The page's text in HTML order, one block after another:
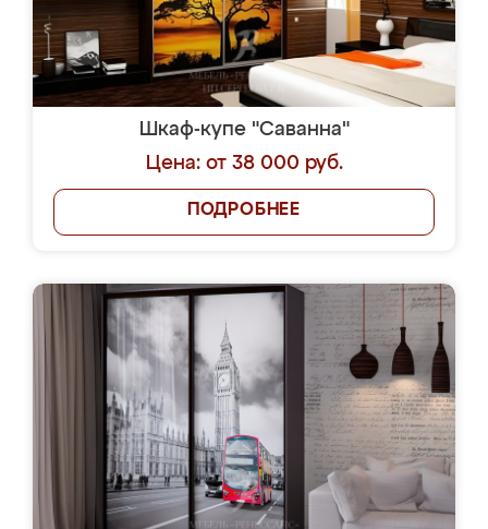
Шкаф-купе "Саванна"
Цена: от 38 000 руб.
ПОДРОБНЕЕ